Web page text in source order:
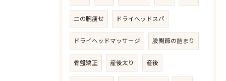
二の腕痩せ ドライヘッドスパ
ドライヘッドマッサージ 股関節の詰まり
骨盤矯正 産後太り 産後